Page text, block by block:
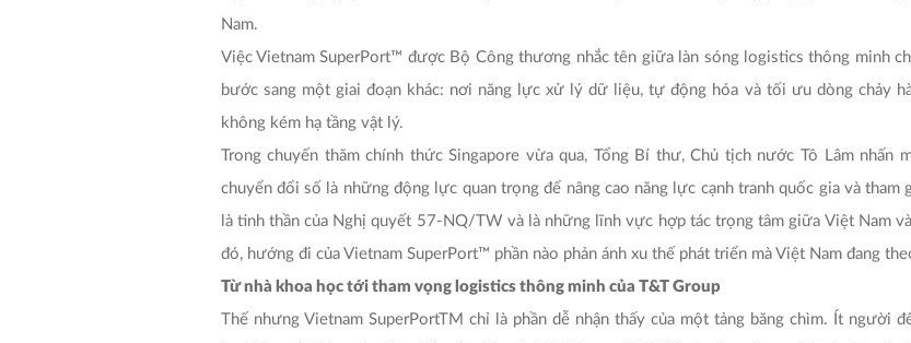
Trong chuyến thăm chính thức Singapore vừa qua, Tổng Bí thư, Chủ tịch nước Tô Lâm nhấn
chuyển đổi số là những động lực quan trọng để nâng cao năng lực cạnh tranh quốc gia và
là tinh thần của Nghị quyết 57-NQ/TW và là những lĩnh vực hợp tác trọng tâm giữa Việt Nam
đó, hướng đi của Vietnam SuperPort™ phần nào phản ánh xu thế phát triển mà Việt Nam đang
Từ nhà khoa học tới tham vọng logistics thông minh của T&T Group
Thế nhưng Vietnam SuperPortTMchỉ là phần dễ nhận thấy của một tảng băng chìm. Ít người
logistics số, AI hay tự động hóa gần đây của T&T Group là dấu ấn tư duy công nghệ của
học – công nghệ, ông từng là cựu sinh viên khoa Vật lý vô tuyến, Đại học Tổng hợp Hà Nội
Quốc gia trước khi thành lập doanh nghiệp riêng. Ngay trong tên gọi T&T, chữ “T” thứ hai
Technology).